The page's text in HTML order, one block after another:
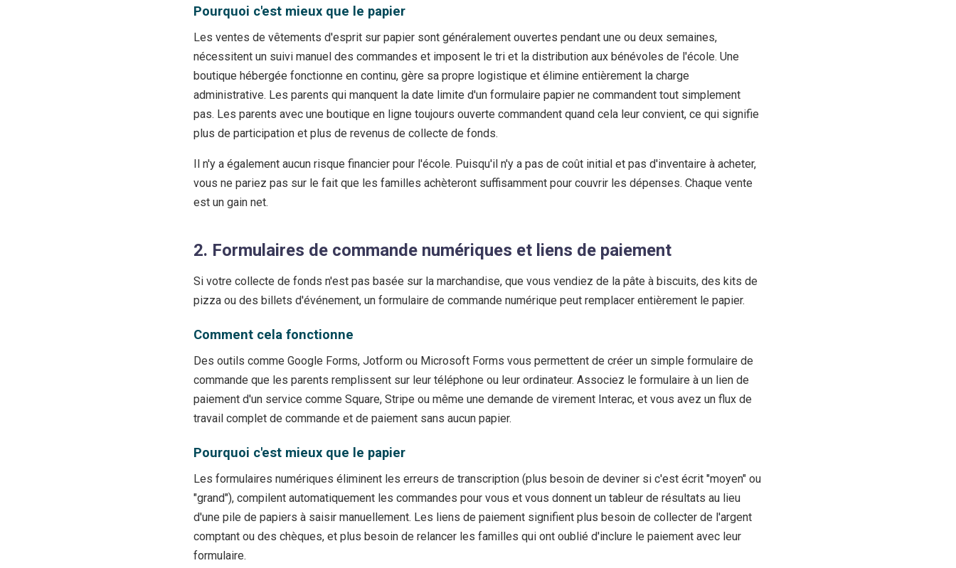
Pourquoi c'est mieux que le papier
Les ventes de vêtements d'esprit sur papier sont généralement ouvertes pendant une ou deux semaines,
nécessitent un suivi manuel des commandes et imposent le tri et la distribution aux bénévoles de l'école. Une
boutique hébergée fonctionne en continu, gère sa propre logistique et élimine entièrement la charge
administrative. Les parents qui manquent la date limite d'un formulaire papier ne commandent tout simplement
pas. Les parents avec une boutique en ligne toujours ouverte commandent quand cela leur convient, ce qui signifie
plus de participation et plus de revenus de collecte de fonds.
Il n'y a également aucun risque financier pour l'école. Puisqu'il n'y a pas de coût initial et pas d'inventaire à acheter,
vous ne pariez pas sur le fait que les familles achèteront suffisamment pour couvrir les dépenses. Chaque vente
est un gain net.
2. Formulaires de commande numériques et liens de paiement
Si votre collecte de fonds n'est pas basée sur la marchandise, que vous vendiez de la pâte à biscuits, des kits de
pizza ou des billets d'événement, un formulaire de commande numérique peut remplacer entièrement le papier.
Comment cela fonctionne
Des outils comme Google Forms, Jotform ou Microsoft Forms vous permettent de créer un simple formulaire de
commande que les parents remplissent sur leur téléphone ou leur ordinateur. Associez le formulaire à un lien de
paiement d'un service comme Square, Stripe ou même une demande de virement Interac, et vous avez un flux de
travail complet de commande et de paiement sans aucun papier.
Pourquoi c'est mieux que le papier
Les formulaires numériques éliminent les erreurs de transcription (plus besoin de deviner si c'est écrit "moyen" ou
"grand"), compilent automatiquement les commandes pour vous et vous donnent un tableur de résultats au lieu
d'une pile de papiers à saisir manuellement. Les liens de paiement signifient plus besoin de collecter de l'argent
comptant ou des chèques, et plus besoin de relancer les familles qui ont oublié d'inclure le paiement avec leur
formulaire.